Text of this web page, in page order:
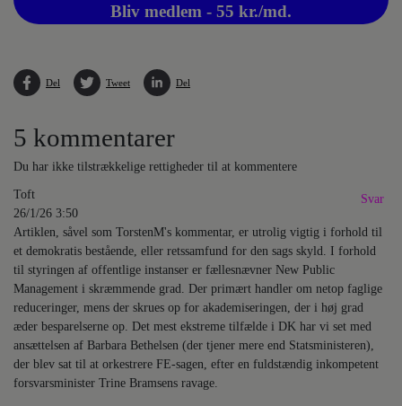
Bliv medlem - 55 kr./md.
Del Tweet Del
5 kommentarer
Du har ikke tilstrækkelige rettigheder til at kommentere
Toft
26/1/26 3:50
Artiklen, såvel som TorstenM's kommentar, er utrolig vigtig i forhold til
et demokratis bestående, eller retssamfund for den sags skyld. I forhold
til styringen af offentlige instanser er fællesnævner New Public
Management i skræmmende grad. Der primært handler om netop faglige
reduceringer, mens der skrues op for akademiseringen, der i høj grad
æder besparelserne op. Det mest ekstreme tilfælde i DK har vi set med
ansættelsen af Barbara Bethelsen (der tjener mere end Statsministeren),
der blev sat til at orkestrere FE-sagen, efter en fuldstændig inkompetent
forsvarsminister Trine Bramsens ravage.
Svar